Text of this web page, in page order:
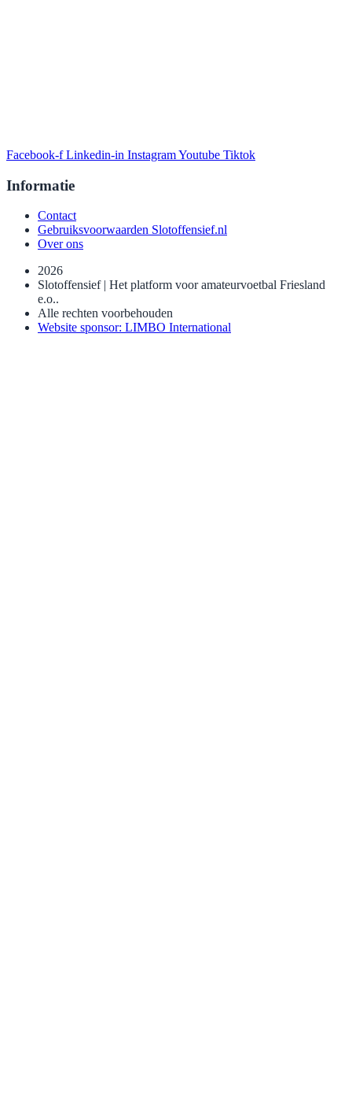
Facebook-f Linkedin-in InstagramYoutube Tiktok
Informatie
Contact
Gebruiksvoorwaarden Slotoffensief.nl
Over ons
2026
Slotoffensief | Het platform voor amateurvoetbal Friesland
e.o..
Alle rechten voorbehouden
Website sponsor: LIMBO International